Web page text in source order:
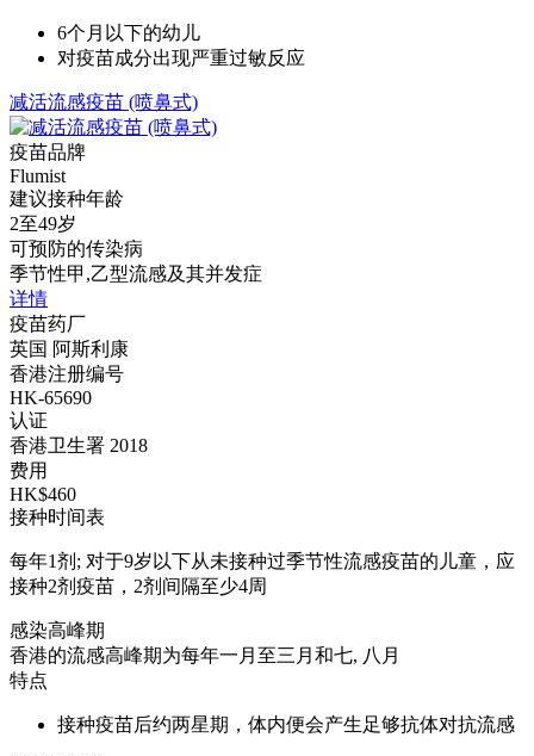
6个月以下的幼儿
对疫苗成分出现严重过敏反应
减活流感疫苗 (喷鼻式)
疫苗品牌
Flumist
建议接种年龄
2至49岁
可预防的传染病
季节性甲,乙型流感及其并发症
详情
疫苗药厂
英国 阿斯利康
香港注册编号
HK-65690
认证
香港卫生署 2018
费用
HK$460
接种时间表
每年1剂; 对于9岁以下从未接种过季节性流感疫苗的儿童，应
接种2剂疫苗，2剂间隔至少4周
感染高峰期
香港的流感高峰期为每年一月至三月和七, 八月
特点
接种疫苗后约两星期，体内便会产生足够抗体对抗流感